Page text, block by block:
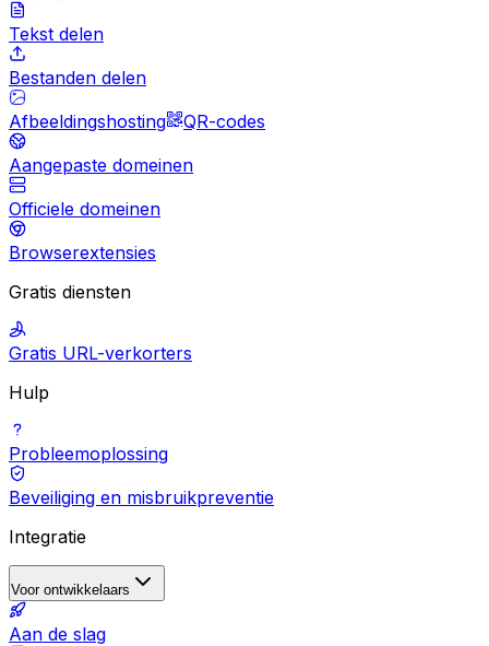
Tekst delen
Bestanden delen
Afbeeldingshosting
QR-codes
Aangepaste domeinen
Officiele domeinen
Browserextensies
Gratis diensten
Gratis URL-verkorters
Hulp
Probleemoplossing
Beveiliging en misbruikpreventie
Integratie
Voor ontwikkelaars
Aan de slag